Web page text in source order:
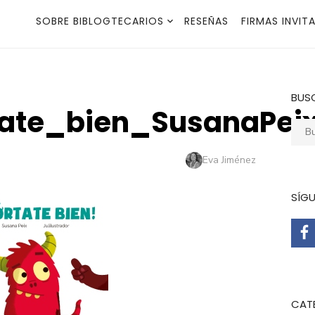
SOBRE BIBLOGTECARIOS RESEÑAS FIRMAS
Autor
Eva Jiménez